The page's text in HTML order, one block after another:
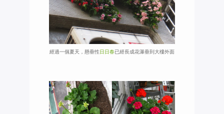
經過一個夏天，懸垂性日日春已經長成花瀑垂到大樓外面